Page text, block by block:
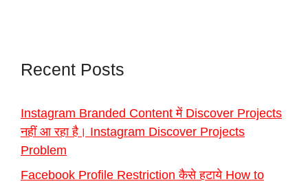
Recent Posts
Instagram Branded Content में Discover Projects
नहीं आ रहा है। Instagram Discover Projects
Problem
Facebook Profile Restriction कैसे हटाये How to